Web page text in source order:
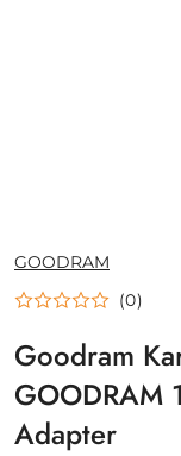
NAZWA
PRODUCENTA:
GOODRAM
(0)
Goodram
GOODRAM
Adapter